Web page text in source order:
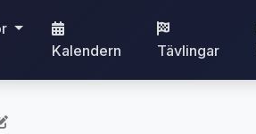
Kalendern
Tävlingar